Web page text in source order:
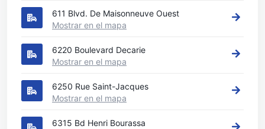
611 Blvd. De Maisonneuve Ouest
Mostrar en el mapa
6220 Boulevard Decarie
Mostrar en el mapa
6250 Rue Saint-Jacques
Mostrar en el mapa
6315 Bd Henri Bourassa